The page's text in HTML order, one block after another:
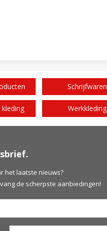
Schrijfwaren
Werkkleding
het laatste nieuws?
de scherpste aanbiedingen!